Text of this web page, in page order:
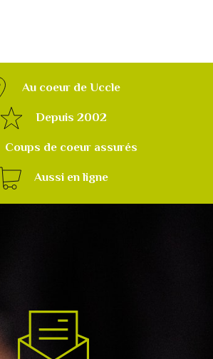
Au coeur de Uccle
Depuis 2002
Coups de coeur assurés
Aussi en ligne